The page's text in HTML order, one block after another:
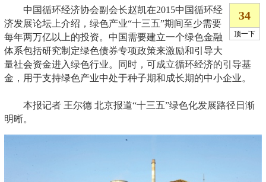
中国循环经济协会副会长赵凯在2015中国循环经
济发展论坛上介绍，绿色产业“十三五”期间至少需要
每年两万亿以上的投资。中国需要建立一个绿色金融
体系包括研究制定绿色债券专项政策来激励和引导大
量社会资金进入绿色行业。同时，可成立循环经济的引导基
金，用于支持绿色产业中处于种子期和成长期的中小企业。
本报记者 王尔德 北京报道“十三五”绿色化发展路径日渐
明晰。